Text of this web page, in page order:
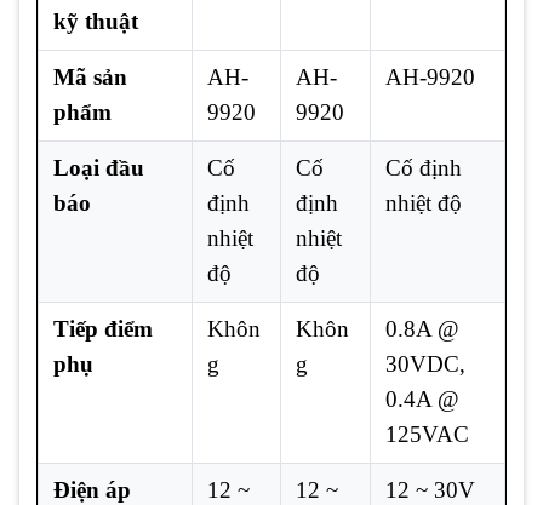
kỹ thuật
Mã sản
phẩm
AH-
9920
AH-
9920
AH-9920
Loại đầu
báo
Cố
định
nhiệt
độ
Cố
định
nhiệt
độ
Cố định
nhiệt độ
Tiếp điểm
phụ
Khôn
g
Khôn
g
0.8A @
30VDC,
0.4A @
125VAC
Điện áp
12 ~
12 ~
12 ~ 30V